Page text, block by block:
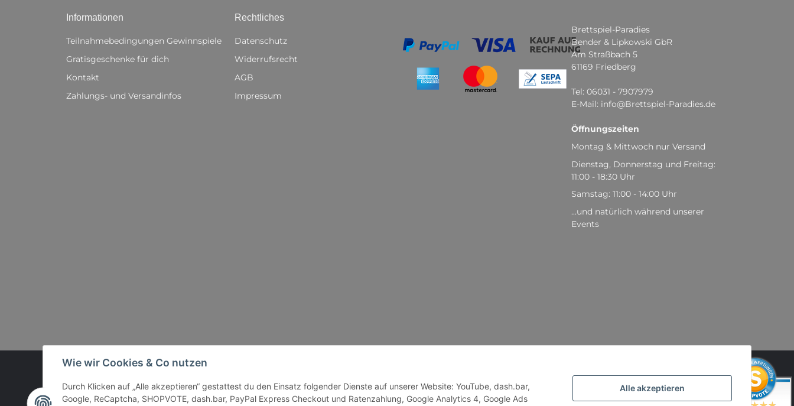
Alle akzeptieren
Wie wir Cookies & Co nutzen
Durch Klicken auf „Alle akzeptieren“ gestattest du den Einsatz folgender Dienste auf unserer Website: YouTube, dash.bar,
Google, ReCaptcha, SHOPVOTE, dash.bar, PayPal Express Checkout und Ratenzahlung, Google Analytics 4, Google Ads
Informationen
Teilnahmebedingungen Gewinnspiele
Gratisgeschenke für dich
Kontakt
Zahlungs- und Versandinfos
Rechtliches
Datenschutz
Widerrufsrecht
AGB
Impressum
Brettspiel-Paradies
Bender & Lipkowski GbR
Am Straßbach 5
61169 Friedberg
Tel: 06031 - 7907979
E-Mail: info@Brettspiel-Paradies.de
Öffnungszeiten
Montag & Mittwoch nur Versand
Dienstag, Donnerstag und Freitag:
11:00 - 18:30 Uhr
Samstag: 11:00 - 14:00 Uhr
...und natürlich während unserer
Events
Vertrag widerrufen